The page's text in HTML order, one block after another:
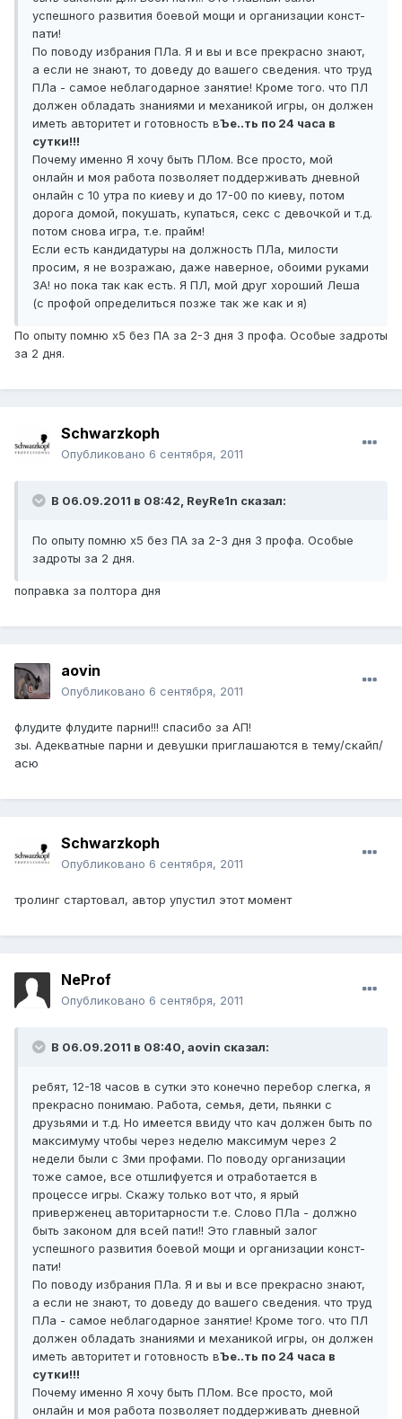
успешного развития боевой мощи и организации конст-
пати!
По поводу избрания ПЛа. Я и вы и все прекрасно знают,
а если не знают, то доведу до вашего сведения. что труд
ПЛа - самое неблагодарное занятие! Кроме того. что ПЛ
должен обладать знаниями и механикой игры, он должен
иметь авторитет и готовность вЪе..ть по 24 часа в
сутки!!!
Почему именно Я хочу быть ПЛом. Все просто, мой
онлайн и моя работа позволяет поддерживать дневной
онлайн с 10 утра по киеву и до 17-00 по киеву, потом
дорога домой, покушать, купаться, секс с девочкой и т.д.
потом снова игра, т.е. прайм!
Если есть кандидатуры на должность ПЛа, милости
просим, я не возражаю, даже наверное, обоими руками
ЗА! но пока так как есть. Я ПЛ, мой друг хороший Леша
(с профой определиться позже так же как и я)
По опыту помню х5 без ПА за 2-3 дня 3 профа. Особые задроты
за 2 дня.
Schwarzkoph
Опубликовано 6 сентября, 2011
В 06.09.2011 в 08:42, ReyRe1n сказал:
По опыту помню х5 без ПА за 2-3 дня 3 профа. Особые
задроты за 2 дня.
поправка за полтора дня
aovin
Опубликовано 6 сентября, 2011
флудите флудите парни!!! спасибо за АП!
зы. Адекватные парни и девушки приглашаются в тему/скайп/
асю
Schwarzkoph
Опубликовано 6 сентября, 2011
тролинг стартовал, автор упустил этот момент
NeProf
Опубликовано 6 сентября, 2011
В 06.09.2011 в 08:40, aovin сказал:
ребят, 12-18 часов в сутки это конечно перебор слегка, я
прекрасно понимаю. Работа, семья, дети, пьянки с
друзьями и т.д. Но имеется ввиду что кач должен быть по
максимуму чтобы через неделю максимум через 2
недели были с 3ми профами. По поводу организации
тоже самое, все отшлифуется и отработается в
процессе игры. Скажу только вот что, я ярый
приверженец авторитарности т.е. Слово ПЛа - должно
быть законом для всей пати!! Это главный залог
успешного развития боевой мощи и организации конст-
пати!
По поводу избрания ПЛа. Я и вы и все прекрасно знают,
а если не знают, то доведу до вашего сведения. что труд
ПЛа - самое неблагодарное занятие! Кроме того. что ПЛ
должен обладать знаниями и механикой игры, он должен
иметь авторитет и готовность вЪе..ть по 24 часа в
сутки!!!
Почему именно Я хочу быть ПЛом. Все просто, мой
онлайн и моя работа позволяет поддерживать дневной